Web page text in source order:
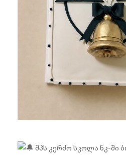
შპს კერძო სკოლა ნკ-ში